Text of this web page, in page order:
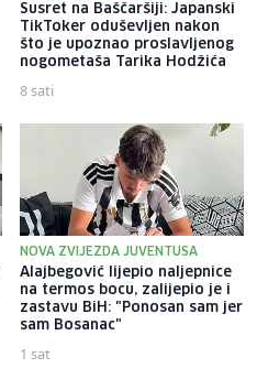
Susret na Baščaršiji: Japanski
TikToker oduševljen nakon
što je upoznao proslavljenog
nogometaša Tarika Hodžića
8 sati
NOVA ZVIJEZDA JUVENTUSA
Alajbegović lijepio naljepnice
na termos bocu, zalijepio je i
zastavu BiH: "Ponosan sam jer
sam Bosanac"
1 sat